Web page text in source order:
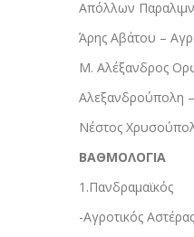
Απόλλων
Άρης Αβάτου –
Μ. Αλέξανδρος
Αλεξανδρούπολη
Νέστος
ΒΑΘΜΟΛΟΓΙΑ
-Αγροτικός